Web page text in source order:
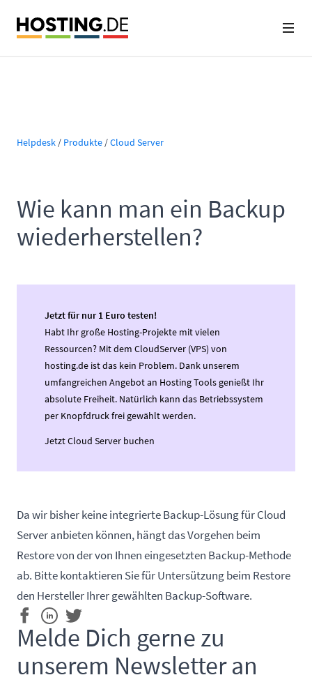
Helpdesk / Produkte /Cloud Server
Wie kann man ein Backup
wiederherstellen?
Jetzt für nur 1 Euro testen!
Habt Ihr große Hosting-Projekte mit vielen
Ressourcen? Mit dem CloudServer (VPS) von
hosting.de ist das kein Problem. Dank unserem
umfangreichen Angebot an Hosting Tools genießt Ihr
absolute Freiheit. Natürlich kann das Betriebssystem
per Knopfdruck frei gewählt werden.
Jetzt Cloud Server buchen
Da wir bisher keine integrierte Backup-Lösung für Cloud
Server anbieten können, hängt das Vorgehen beim
Restore von der von Ihnen eingesetzten Backup-Methode
ab. Bitte kontaktieren Sie für Untersützung beim Restore
den Hersteller Ihrer gewählten Backup-Software.
Melde Dich gerne zu
unserem Newsletter an